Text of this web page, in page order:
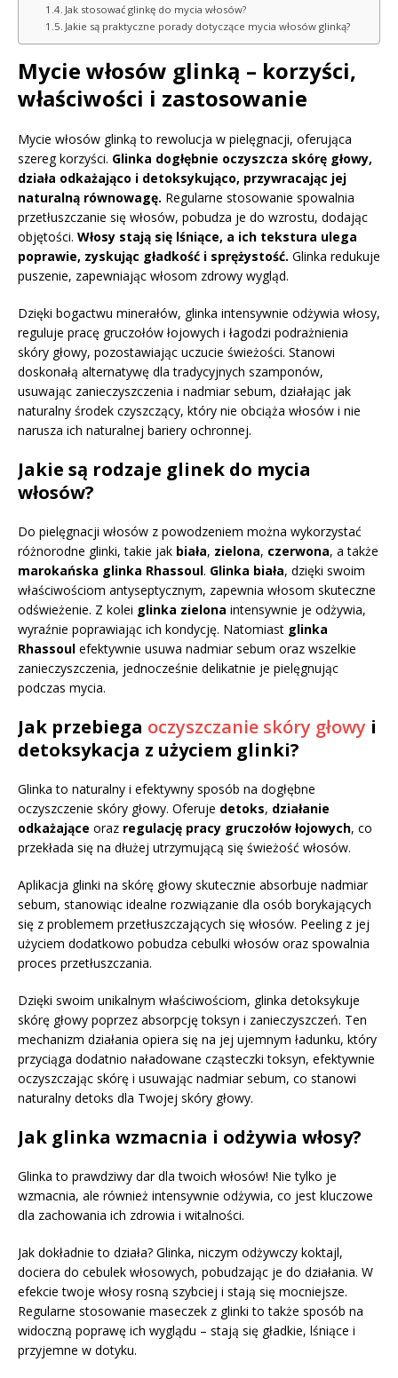
Jak stosować glinkę do mycia włosów?
Jakie są praktyczne porady dotyczące mycia włosów glinką?
Mycie włosów glinką – korzyści,
właściwości i zastosowanie
Mycie włosów glinką to rewolucja w pielęgnacji, oferująca
szereg korzyści. Glinka dogłębnie oczyszcza skórę głowy,
działa odkażająco i detoksykująco, przywracając jej
naturalną równowagę. Regularne stosowanie spowalnia
przetłuszczanie się włosów, pobudza je do wzrostu, dodając
objętości. Włosy stają się lśniące, a ich tekstura ulega
poprawie, zyskując gładkość i sprężystość. Glinka redukuje
puszenie, zapewniając włosom zdrowy wygląd.
Dzięki bogactwu minerałów, glinka intensywnie odżywia włosy,
reguluje pracę gruczołów łojowych i łagodzi podrażnienia
skóry głowy, pozostawiając uczucie świeżości. Stanowi
doskonałą alternatywę dla tradycyjnych szamponów,
usuwając zanieczyszczenia i nadmiar sebum, działając jak
naturalny środek czyszczący, który nie obciąża włosów i nie
narusza ich naturalnej bariery ochronnej.
Jakie są rodzaje glinek do mycia
włosów?
Do pielęgnacji włosów z powodzeniem można wykorzystać
różnorodne glinki, takie jak biała, zielona, czerwona, a także
marokańska glinka Rhassoul. Glinka biała, dzięki swoim
właściwościom antyseptycznym, zapewnia włosom skuteczne
odświeżenie. Z kolei glinka zielona intensywnie je odżywia,
wyraźnie poprawiając ich kondycję. Natomiast glinka
Rhassoul efektywnie usuwa nadmiar sebum oraz wszelkie
zanieczyszczenia, jednocześnie delikatnie je pielęgnując
podczas mycia.
Jak przebiega oczyszczanie skóry głowy i
detoksykacja z użyciem glinki?
Glinka to naturalny i efektywny sposób na dogłębne
oczyszczenie skóry głowy. Oferuje detoks, działanie
odkażające oraz regulację pracy gruczołów łojowych, co
przekłada się na dłużej utrzymującą się świeżość włosów.
Aplikacja glinki na skórę głowy skutecznie absorbuje nadmiar
sebum, stanowiąc idealne rozwiązanie dla osób borykających
się z problemem przetłuszczających się włosów. Peeling z jej
użyciem dodatkowo pobudza cebulki włosów oraz spowalnia
proces przetłuszczania.
Dzięki swoim unikalnym właściwościom, glinka detoksykuje
skórę głowy poprzez absorpcję toksyn i zanieczyszczeń. Ten
mechanizm działania opiera się na jej ujemnym ładunku, który
przyciąga dodatnio naładowane cząsteczki toksyn, efektywnie
oczyszczając skórę i usuwając nadmiar sebum, co stanowi
naturalny detoks dla Twojej skóry głowy.
Jak glinka wzmacnia i odżywia włosy?
Glinka to prawdziwy dar dla twoich włosów! Nie tylko je
wzmacnia, ale również intensywnie odżywia, co jest kluczowe
dla zachowania ich zdrowia i witalności.
Jak dokładnie to działa? Glinka, niczym odżywczy koktajl,
dociera do cebulek włosowych, pobudzając je do działania. W
efekcie twoje włosy rosną szybciej i stają się mocniejsze.
Regularne stosowanie maseczek z glinki to także sposób na
widoczną poprawę ich wyglądu – stają się gładkie, lśniące i
przyjemne w dotyku.